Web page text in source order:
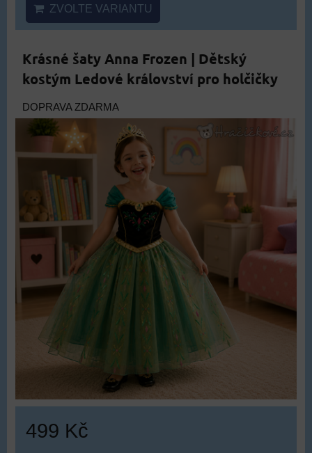
ZVOLTE VARIANTU
Krásné šaty Anna Frozen | Dětský
kostým Ledové království pro holčičky
DOPRAVA ZDARMA
499 Kč